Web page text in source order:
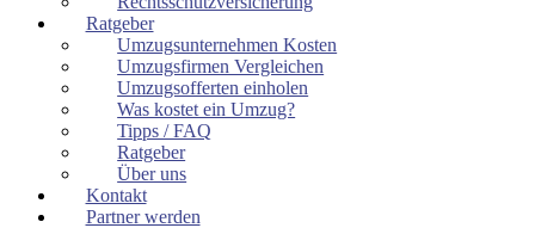
Ratgeber
Umzugsunternehmen Kosten
Umzugsfirmen Vergleichen
Umzugsofferten einholen
Was kostet ein Umzug?
Tipps / FAQ
Ratgeber
Über uns
Kontakt
Partner werden